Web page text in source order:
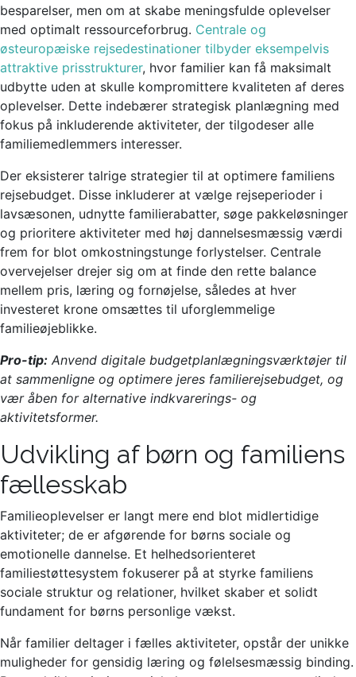
besparelser, men om at skabe meningsfulde oplevelser
med optimalt ressourceforbrug. Centrale og
østeuropæiske rejsedestinationer tilbyder eksempelvis
attraktive prisstrukturer, hvor familier kan få maksimalt
udbytte uden at skulle kompromittere kvaliteten af deres
oplevelser. Dette indebærer strategisk planlægning med
fokus på inkluderende aktiviteter, der tilgodeser alle
familiemedlemmers interesser.
Der eksisterer talrige strategier til at optimere familiens
rejsebudget. Disse inkluderer at vælge rejseperioder i
lavsæsonen, udnytte familierabatter, søge pakkeløsninger
og prioritere aktiviteter med høj dannelsesmæssig værdi
frem for blot omkostningstunge forlystelser. Centrale
overvejelser drejer sig om at finde den rette balance
mellem pris, læring og fornøjelse, således at hver
investeret krone omsættes til uforglemmelige
familieøjeblikke.
Pro-tip: Anvend digitale budgetplanlægningsværktøjer til
at sammenligne og optimere jeres familierejsebudget, og
vær åben for alternative indkvarerings- og
aktivitetsformer.
Udvikling af børn og familiens
fællesskab
Familieoplevelser er langt mere end blot midlertidige
aktiviteter; de er afgørende for børns sociale og
emotionelle dannelse. Et helhedsorienteret
familiestøttesystem fokuserer på at styrke familiens
sociale struktur og relationer, hvilket skaber et solidt
fundament for børns personlige vækst.
Når familier deltager i fælles aktiviteter, opstår der unikke
muligheder for gensidig læring og følelsesmæssig binding.